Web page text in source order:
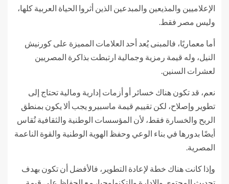
الإعلاميين والمذيعين والمبدعين الذين أثروا الحياة العربية كلها،
وليس مصر فقط.
أما معماريًا، فالمبنى يُعد أحد العلامات المميزة على كورنيش
النيل، وله قيمة رمزية وجمالية ارتبطت بذاكرة المصريين
لعشرات السنين.
نعم، قد تكون هناك خسائر أو أزمات إدارية ومالية تحتاج إلى
تطوير وإصلاح، لكن تقييم قيمة ماسبيرو يجب ألا يكون بمنطق
الربح والخسارة فقط، لأن المؤسسات الوطنية والثقافية تُقاس
أيضًا بدورها في بناء الوعي وحفظ الهوية الوطنية والقوة الناعمة
المصرية.
وإذا كانت هناك خطة لإعادة التطوير، فالأفضل أن تكون بهدف